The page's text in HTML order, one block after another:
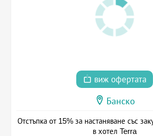
виж офертата
Банско
Отстъпка от 15% за настаняване със
в хотел Terra